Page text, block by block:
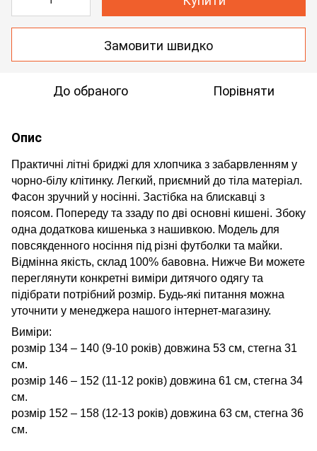
Замовити швидко
До обраного Порівняти
Опис
Практичні літні бриджі для хлопчика з забарвленням у
чорно-білу клітинку. Легкий, приємний до тіла матеріал.
Фасон зручний у носінні. Застібка на блискавці з
поясом. Попереду та ззаду по дві основні кишені. Збоку
одна додаткова кишенька з нашивкою. Модель для
повсякденного носіння під різні футболки та майки.
Відмінна якість, склад 100% бавовна. Нижче Ви можете
переглянути конкретні виміри дитячого одягу та
підібрати потрібний розмір. Будь-які питання можна
уточнити у менеджера нашого інтернет-магазину.
Виміри:
розмір 134 – 140 (9-10 років) довжина 53 см, стегна 31
см.
розмір 146 – 152 (11-12 років) довжина 61 см, стегна 34
см.
розмір 152 – 158 (12-13 років) довжина 63 см, стегна 36
см.